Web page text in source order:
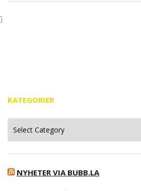
KATEGORIER
NYHETER VIA BUBB.LA